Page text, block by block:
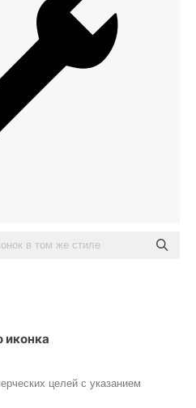
иконка
целей с указанием